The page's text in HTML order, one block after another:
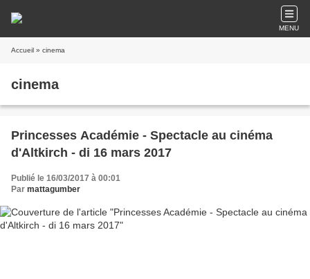
MENU
Accueil » cinema
cinema
Princesses Académie - Spectacle au cinéma
d'Altkirch - di 16 mars 2017
Publié le 16/03/2017 à 00:01
Par mattagumber